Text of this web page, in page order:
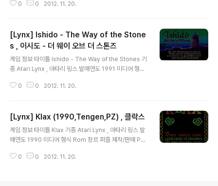
에뮬 Handy v0.95 스크린샷 그외정보 다운로드 다운 로
0 0 2012. 11. 20.
[Lynx] Ishido - The Way of the Stone
s , 이시도 - 더 웨이 오브 더 스톤즈
게임 정보 타이틀 Ishido - The Way of the Stones 기
종 Atari Lynx , 아타리 링스 발매연도 1991 미디어 형식
5 스크린샷 그외정보 다운로드 다운 로드 기타
0 0 2012. 11. 20.
[Lynx] Klax (1990,Tengen,PZ) , 클락스
게임 정보 타이틀 Klax 기종 Atari Lynx , 아타리 링스 발
매연도 1990 미디어 형식 Rom 장르 퍼즐 제작/판매 Puz
드 다운 로드 기타
0 0 2012. 11. 20.